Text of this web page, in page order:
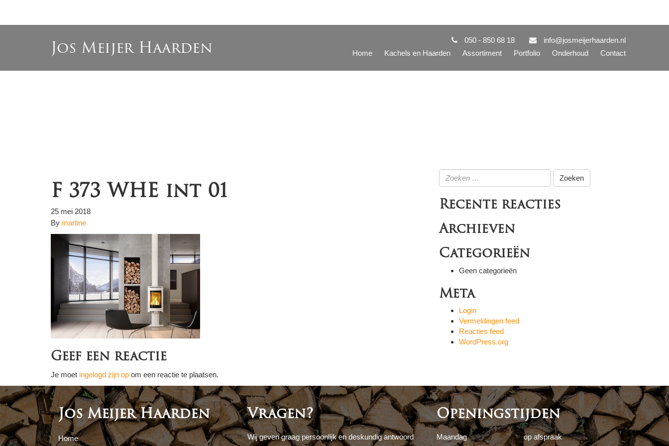
Jos Meijer Haarden 050 - 850 68 18
info@josmeijerhaarden.nl
Home
Kachels en Haarden Assortiment Portfolio Onderhoud Contact
F 373 WHE int 01
25 mei 2018
By martine
Geef een reactie
Je moet ingelogd zijn op om een reactie te plaatsen.
Zoeken
naar:
Recente reacties
Archieven
Categorieën
Geen categorieën
Meta
Login
Vermeldingen feed
Reacties feed
WordPress.org
Jos Meijer Haarden
Home
Vragen?
Wij geven graag persoonlijk en deskundig antwoord
Openingstijden
Maandag
op afspraak